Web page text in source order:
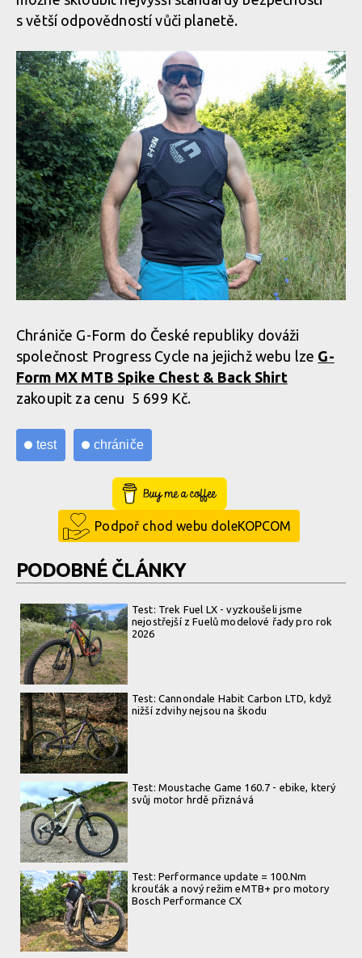
Biodegradabilní chráničová vesta G-Form MX Spike Chest +
Back Shirt
Biodegradabilní chráničová vesta G-Form MX Spike Chest +
Back Shirt
s větší odpovědností vůči planetě.
Chrániče G-Form do České republiky dováži
společnost Progress Cycle na jejichž webu lze G-
Form MX MTB Spike Chest & Back Shirt
zakoupit za cenu 5 699 Kč.
test chrániče
Buy Me a Coffee
Podpoř chod webu doleKOPCOM
PODOBNÉ ČLÁNKY
Test: Trek Fuel LX - vyzkoušeli jsme
nejostřejší z Fuelů modelové řady pro rok
2026
Test: Cannondale Habit Carbon LTD, když
nižší zdvihy nejsou na škodu
Test: Moustache Game 160.7 - ebike, který
svůj motor hrdě přiznává
Test: Performance update = 100.Nm
krouťák a nový režim eMTB+ pro motory
Bosch Performance CX